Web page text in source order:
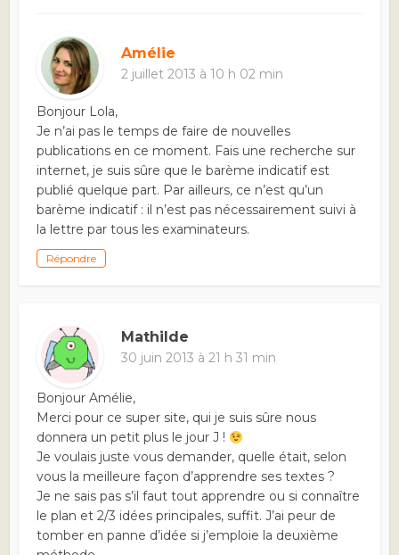
Amélie
2 juillet 2013 à 10 h 02 min
Bonjour Lola,
Je n’ai pas le temps de faire de nouvelles
publications en ce moment. Fais une recherche sur
internet, je suis sûre que le barème indicatif est
publié quelque part. Par ailleurs, ce n’est qu’un
barème indicatif : il n’est pas nécessairement suivi à
la lettre par tous les examinateurs.
Répondre
Mathilde
30 juin 2013 à 21 h 31 min
Bonjour Amélie,
Merci pour ce super site, qui je suis sûre nous
donnera un petit plus le jour J !
Je voulais juste vous demander, quelle était, selon
vous la meilleure façon d’apprendre ses textes ?
Je ne sais pas s’il faut tout apprendre ou si connaître
le plan et 2/3 idées principales, suffit. J’ai peur de
tomber en panne d’idée si j’emploie la deuxième